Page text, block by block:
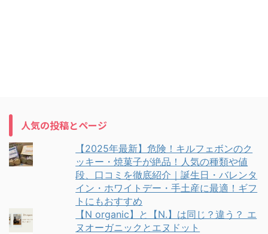
人気の投稿とページ
【2025年最新】危険！キルフェボンのク
ッキー・焼菓子が絶品！人気の種類や値
段、口コミを徹底紹介｜誕生日・バレンタ
イン・ホワイトデー・手土産に最適！ギフ
トにもおすすめ
【N organic】と【N.】は同じ？違う？ エ
ヌオーガニックとエヌドット